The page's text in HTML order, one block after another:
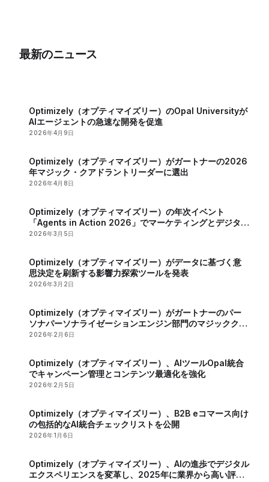
最新のニュース
Optimizely（オプティマイズリー）のOpal Universityが
AIエージェントの急速な開発を促進
2026年4月9日
Optimizely（オプティマイズリー）がガートナーの2026
年マジック・クアドラントリーダーに選出
2026年4月8日
Optimizely（オプティマイズリー）の年次イベント
「Agents in Action 2026」でマーケティングとデジタル
戦略におけるAIの役割が明らかに
2026年3月5日
Optimizely（オプティマイズリー）がデータに基づく意
思決定を刷新する影響力探索ツールを発表
2026年3月2日
Optimizely（オプティマイズリー）がガートナーのパー
ソナパーソナライゼーションエンジン部門のマジッククア
ドラントで2年連続のリーダーに認定
2026年2月6日
Optimizely（オプティマイズリー）、AIツールOpal統合
でキャンペーン管理とコンテンツ最適化を強化
2026年2月5日
Optimizely（オプティマイズリー）、B2B eコマース向け
の包括的なAI統合チェックリストを公開
2026年1月6日
Optimizely（オプティマイズリー）、AIの進歩でデジタル
エクスペリエンスを変革し、2025年に業界から高い評価